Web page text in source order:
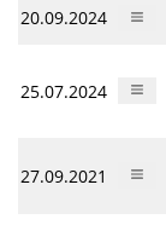
20.09.2024
25.07.2024
27.09.2021